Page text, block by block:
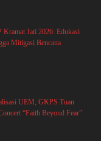
Jati 2026: Edukasi
Mitigasi Bencana
UEM, GKPS Tuan
“Faith Beyond Fear”